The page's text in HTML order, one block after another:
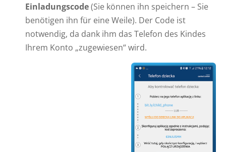
Einladungscode(Sie können ihn speichern – Sie
benötigen ihn für eine Weile). Der Code ist
notwendig, da dank ihm das Telefon des Kindes
Ihrem Konto „zugewiesen“ wird.